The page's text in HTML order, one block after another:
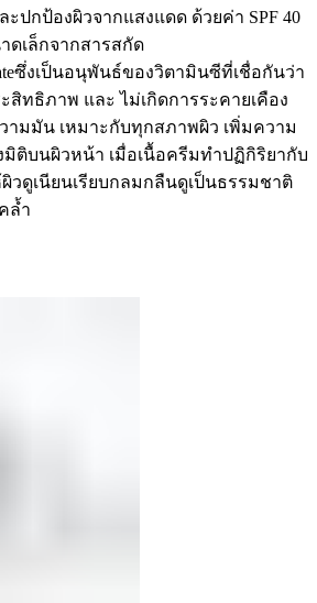
ปกป้องผิวจากแสงแดด ด้วยค่า SPF 40
ดเล็กจากสารสกัด
ซึ่งเป็นอนุพันธ์ของวิตามินซีที่เชื่อกันว่า
สิทธิภาพ และ ไม่เกิดการระคายเคือง
วามมัน เหมาะกับทุกสภาพผิว เพิ่มความ
มิติบนผิวหน้า เมื่อเนื้อครีมทำปฏิกิริยากับ
วดูเนียนเรียบกลมกลืนดูเป็นธรรมชาติ
ล้ำ